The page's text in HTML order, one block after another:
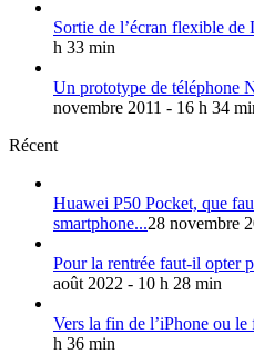
Sortie de l’écran flexible de
h 33 min
Un prototype de téléphone
novembre 2011 - 16 h 34
Récent
Huawei P50 Pocket, que
smartphone...28 novembre
Pour la rentrée faut-il opter
août 2022 - 10 h 28 min
Vers la fin de l’iPhone ou
h 36 min